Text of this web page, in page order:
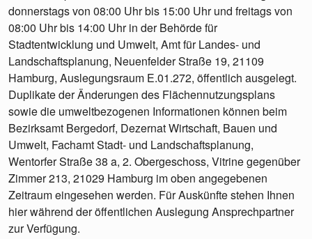
donnerstags von 08:00 Uhr bis 15:00 Uhr und freitags von
08:00 Uhr bis 14:00 Uhr in der Behörde für
Stadtentwicklung und Umwelt, Amt für Landes- und
Landschaftsplanung, Neuenfelder Straße 19, 21109
Hamburg, Auslegungsraum E.01.272, öffentlich ausgelegt.
Duplikate der Änderungen des Flächennutzungsplans
sowie die umweltbezogenen Informationen können beim
Bezirksamt Bergedorf, Dezernat Wirtschaft, Bauen und
Umwelt, Fachamt Stadt- und Landschaftsplanung,
Wentorfer Straße 38 a, 2. Obergeschoss, Vitrine gegenüber
Zimmer 213, 21029 Hamburg im oben angegebenen
Zeitraum eingesehen werden. Für Auskünfte stehen Ihnen
hier während der öffentlichen Auslegung Ansprechpartner
zur Verfügung.